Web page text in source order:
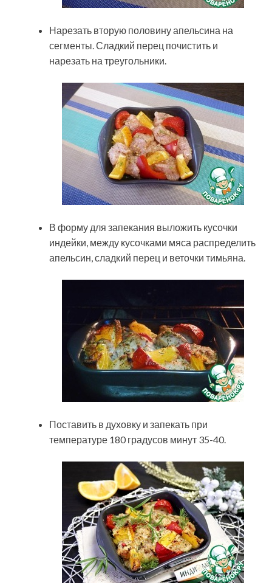
Нарезать вторую половину апельсина на
сегменты. Сладкий перец почистить и
нарезать на треугольники.
В форму для запекания выложить кусочки
индейки, между кусочками мяса распределить
апельсин, сладкий перец и веточки тимьяна.
Поставить в духовку и запекать при
температуре 180 градусов минут 35-40.